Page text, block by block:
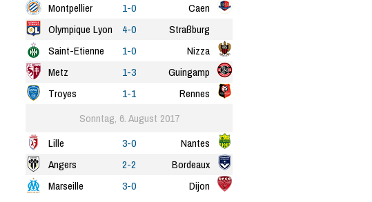
Montpellier
1-0
Caen
Olympique Lyon
4-0
Straßburg
Saint-Etienne
1-0
Nizza
Metz
1-3
Guingamp
Troyes
1-1
Rennes
Sonntag, 6. August 2017
Lille
3-0
Nantes
Angers
2-2
Bordeaux
Marseille
3-0 Dijon